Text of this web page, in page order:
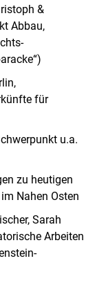
&
Abbau,
für
u.a.
zu heutigen
Nahen Osten
Sarah
Arbeiten